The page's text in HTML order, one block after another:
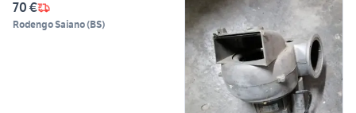
70 €
Rodengo Saiano(BS)